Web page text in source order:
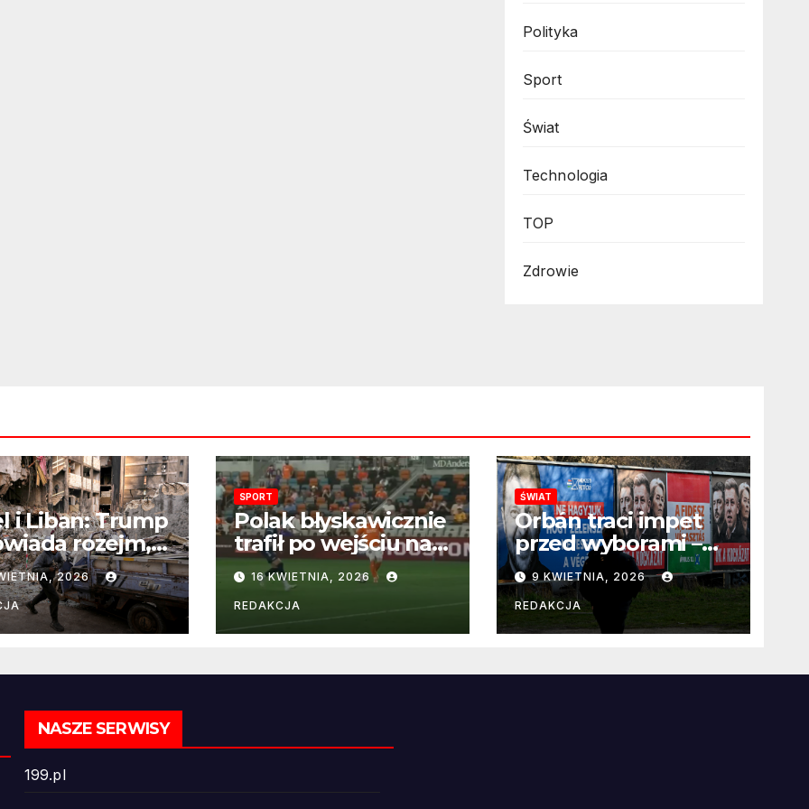
Polityka
Sport
Świat
Technologia
TOP
Zdrowie
i Liban: Trump
rozejm,
wojny
odległa
2026
SPORT
Polak błyskawicznie
trafił po wejściu na
boisko – gol już po
22 sekundach!
16 KWIETNIA, 2026
REDAKCJA
ŚWIAT
Orbán traci impet
przed wyborami –
węgierska
propaganda
przestaje
przekonywać
9 KWIETNIA, 2026
REDAKCJA
NASZE SERWISY
199.pl